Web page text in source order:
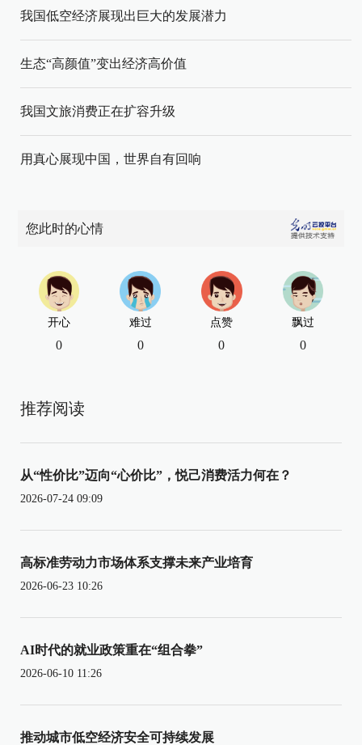
我国低空经济展现出巨大的发展潜力
生态“高颜值”变出经济高价值
我国文旅消费正在扩容升级
用真心展现中国，世界自有回响
您此时的心情
开心
0
难过
0
点赞
0
飘过
0
推荐阅读
从“性价比”迈向“心价比”，悦己消费活力何在？
2026-07-24 09:09
高标准劳动力市场体系支撑未来产业培育
2026-06-23 10:26
AI时代的就业政策重在“组合拳”
2026-06-10 11:26
推动城市低空经济安全可持续发展